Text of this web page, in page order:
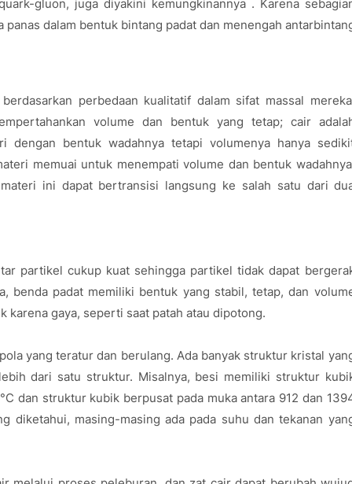
gluon, juga diyakini kemungkinannya . Karena
dalam bentuk bintang padat dan menengah
perbedaan kualitatif dalam sifat massal
volume dan bentuk yang tetap; cair
dengan bentuk wadahnya tetapi volumenya hanya
memuai untuk menempati volume dan bentuk
ini dapat bertransisi langsung ke salah satu dari
partikel cukup kuat sehingga partikel tidak dapat
benda padat memiliki bentuk yang stabil, tetap, dan
karena gaya, seperti saat patah atau dipotong.
yang teratur dan berulang. Ada banyak struktur kristal
dari satu struktur. Misalnya, besi memiliki struktur
dan struktur kubik berpusat pada muka antara 912 dan
diketahui, masing-masing ada pada suhu dan tekanan